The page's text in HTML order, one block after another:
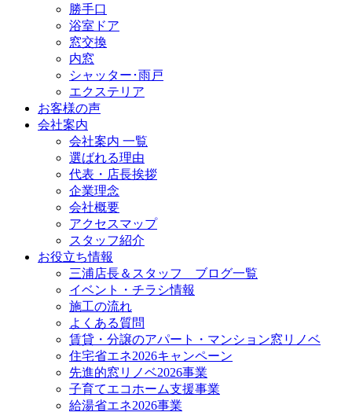
勝手口
浴室ドア
窓交換
内窓
シャッター･雨戸
エクステリア
お客様の声
会社案内
会社案内 一覧
選ばれる理由
代表・店長挨拶
企業理念
会社概要
アクセスマップ
スタッフ紹介
お役立ち情報
三浦店長＆スタッフ ブログ一覧
イベント・チラシ情報
施工の流れ
よくある質問
賃貸・分譲のアパート・マンション窓リノベ
住宅省エネ2026キャンペーン
先進的窓リノベ2026事業
子育てエコホーム支援事業
給湯省エネ2026事業